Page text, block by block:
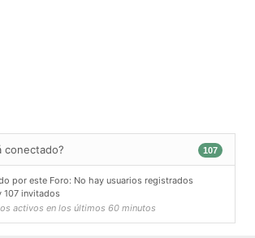
conectado? 107
por este Foro: No hay usuarios registrados
107 invitados
activos en los últimos 60 minutos